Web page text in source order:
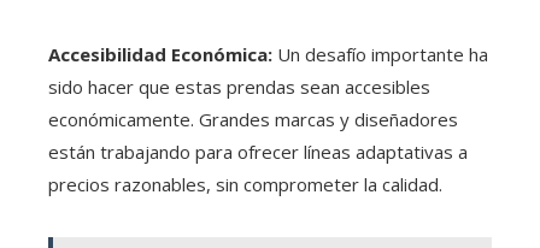
Accesibilidad Económica: Un desafío importante ha
sido hacer que estas prendas sean accesibles
económicamente. Grandes marcas y diseñadores
están trabajando para ofrecer líneas adaptativas a
precios razonables, sin comprometer la calidad.